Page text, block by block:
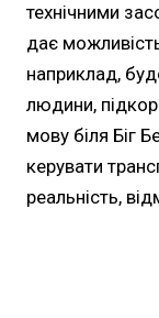
технічними
дає
наприклад,
людини,
мову біля Біг
керувати
реальність,